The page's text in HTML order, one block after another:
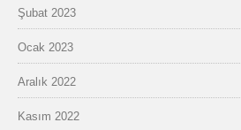
Şubat 2023
Ocak 2023
Aralık 2022
Kasım 2022